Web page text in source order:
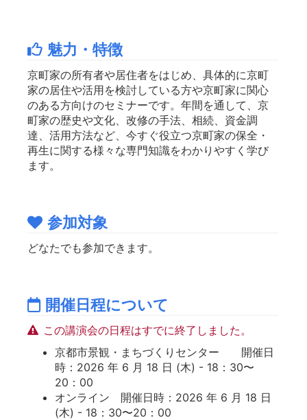
魅力・特徴
京町家の所有者や居住者をはじめ、具体的に京町
家の居住や活用を検討している方や京町家に関心
のある方向けのセミナーです。年間を通して、京
町家の歴史や文化、改修の手法、相続、資金調
達、活用方法など、今すぐ役立つ京町家の保全・
再生に関する様々な専門知識をわかりやすく学び
ます。
参加対象
どなたでも参加できます。
開催日程について
この講演会の日程はすでに終了しました。
京都市景観・まちづくりセンター 開催日
時：2026 年 6 月 18 日 (木) - 18：30〜
20：00
オンライン 開催日時：2026 年 6 月 18 日
(木) - 18：30〜20：00